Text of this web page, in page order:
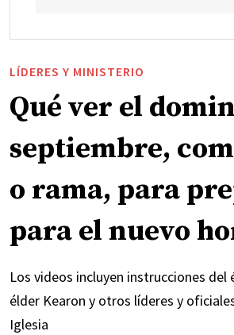
LÍDERES Y MINISTERIO
Qué ver el
septiembre,
o rama, para
para el nuevo
Los videos incluyen instrucciones del
élder Kearon y otros líderes y
Iglesia